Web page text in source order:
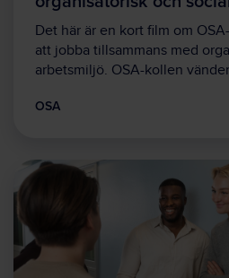
Det här är en kort film om
att jobba tillsammans med
arbetsmiljö. OSA-kollen
OSA